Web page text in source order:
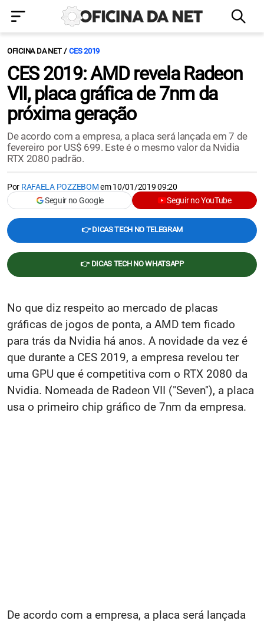
OFICINA DA NET CES 2019
CES 2019: AMD revela Radeon
VII, placa gráfica de 7nm da
próxima geração
De acordo com a empresa, a placa será lançada em 7 de
fevereiro por US$ 699. Este é o mesmo valor da Nvidia
RTX 2080 padrão.
Por RAFAELA POZZEBOMem10/01/2019 09:20
Seguir no Google
Seguir no YouTube
👉 DICAS TECH NO TELEGRAM
👉 DICAS TECH NO WHATSAPP
No que diz respeito ao mercado de placas
gráficas de jogos de ponta, a AMD tem ficado
para trás da Nvidia há anos. A novidade da vez é
que durante a CES 2019, a empresa revelou ter
uma GPU que é competitiva com o RTX 2080 da
Nvidia. Nomeada de Radeon VII ("Seven"), a placa
usa o primeiro chip gráfico de 7nm da empresa.
De acordo com a empresa, a placa será lançada